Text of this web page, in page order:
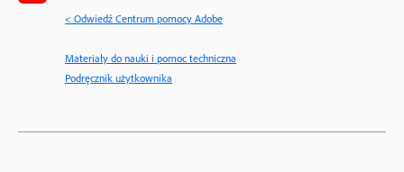
< Odwiedź Centrum pomocy Adobe
Materiały do nauki i pomoc techniczna
Podręcznik użytkownika